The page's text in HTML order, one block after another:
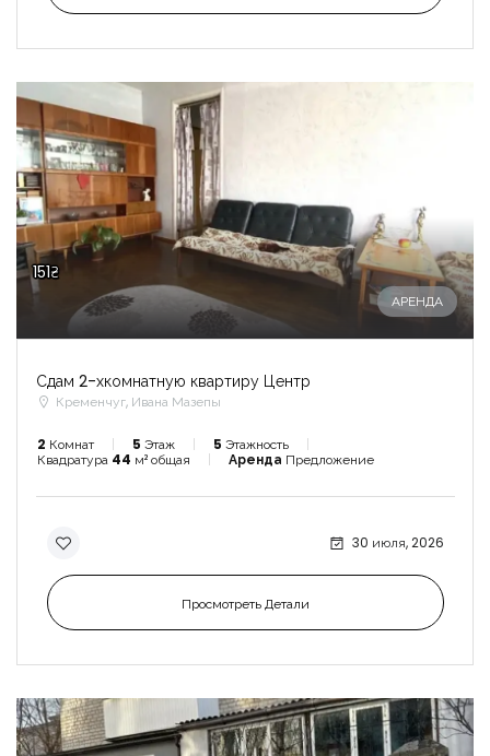
151₴
АРЕНДА
Сдам 2-хкомнатную квартиру Центр
Кременчуг, Ивана Мазепы
2 Комнат 5 Этаж 5 Этажность
Квадратура 44 м² общая Аренда Предложение
30 июля, 2026
Просмотреть Детали